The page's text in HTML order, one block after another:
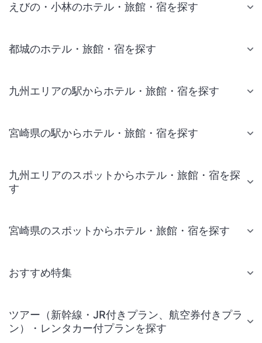
えびの・小林のホテル・旅館・宿を探す
都城のホテル・旅館・宿を探す
九州エリアの駅からホテル・旅館・宿を探す
宮崎県の駅からホテル・旅館・宿を探す
九州エリアのスポットからホテル・旅館・宿を探
す
宮崎県のスポットからホテル・旅館・宿を探す
おすすめ特集
ツアー（新幹線・JR付きプラン、航空券付きプラ
ン）・レンタカー付プランを探す